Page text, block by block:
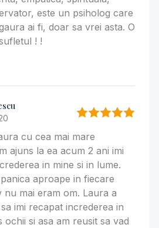
este un psiholog care
ai fi, doar sa vrei asta. O
! !
cu cea mai mare
ajuns la ea acum 2 ani imi
in mine si in lume.
aproape in fiecare
nu mai eram om. Laura a
imi recapat increderea in
ochii si asa am reusit sa vad